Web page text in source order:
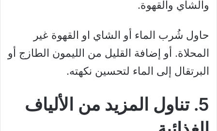
والشاي والقهوة.
حاول شُرب الماء أو الشاي او القهوة غير
المحلاة. أو إضافة القليل من الليمون الطازج أو
البرتقال إلى الماء لتحسين نكهته.
5. تناول المزيد من الألياف